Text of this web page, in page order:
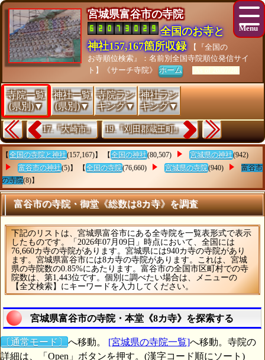
宮城県富谷市の寺院
全国のお寺と
神社157,167箇所収録
【『全国の
お寺順位検索』：名前別全国寺院順位発信サイ
ト】《サーチ寺院》ホーム [As of 26/07/28]
寺院一覧
(県別)▼
神社一覧
(県別)▼
寺院ラン
キング▼
神社ラン
キング▼
17.『大崎市』 19.『刈田郡蔵王町』
【 全国の寺院と神社(157,167)】 【 全国の神社(80,507) 宮城県の神社(942)
富谷市の神社(5)】 【 全国の寺院(76,660) 宮城県の寺院(940)
富谷市
の寺院(8)】
富谷市の寺院・御堂《総数は8カ寺》を調査
下記のリストは、宮城県富谷市にある全寺院を一覧表形式で表示
したものです。「2026年07月09日」時点において、全国には
76,660カ寺の寺院があります。宮城県には940カ寺の寺院があり
ます。宮城県富谷市には8カ寺の寺院があります。これは、宮城
県の寺院数の0.85%にあたります。富谷市の全国市区町村での寺
院数は、第1,443位です。個別に調べたい場合は、メニューの
【全文検索】にキーワードを入力してください。
宮城県富谷市の寺院・本堂《8カ寺》を探索する
〔通常モード〕 へ移動。 [宮城県の寺院一覧]へ移動。寺院の
詳細は、「Open」ボタンを押す。(漢字コード順にソート)